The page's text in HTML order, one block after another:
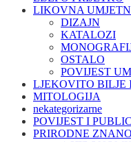
LIKOVNA
DIZAJN
KATALOZI
OSTALO
POVIJEST
LJEKOVITO BILJE
MITOLOGIJA
nekategorizarne
POVIJEST I
PRIRODNE